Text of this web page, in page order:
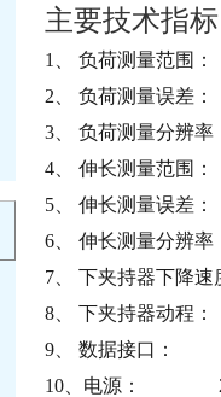
主要技术指标
1、 负荷测量范围：
2、 负荷测量误差
3、 负荷测量分辨率
4、 伸长测量范围：
5、 伸长测量误差：
6、 伸长测量分辨率
7、 下夹持器下降速
8、 下夹持器动程：
9、 数据接口：
10、电源：